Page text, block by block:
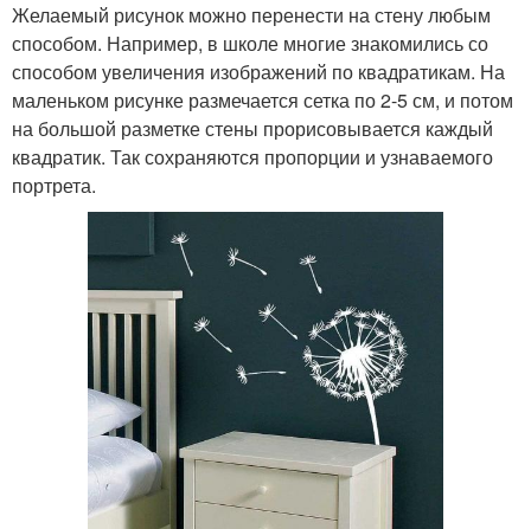
Желаемый рисунок можно перенести на стену любым
способом. Например, в школе многие знакомились со
способом увеличения изображений по квадратикам. На
маленьком рисунке размечается сетка по 2-5 см, и потом
на большой разметке стены прорисовывается каждый
квадратик. Так сохраняются пропорции и узнаваемого
портрета.